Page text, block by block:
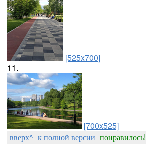
[525x700]
11.
[700x525]
вверх^ к полной версии понравилось!